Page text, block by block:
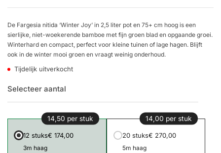
De Fargesia nitida ‘Winter Joy’ in 2,5 liter pot en 75+ cm hoog is een
sierlijke, niet-woekerende bamboe met fijn groen blad en opgaande groei.
Winterhard en compact, perfect voor kleine tuinen of lage hagen. Blijft
ook in de winter mooi groen en vraagt weinig onderhoud.
Tijdelijk uitverkocht
Selecteer aantal
14,50 per stuk
12 stuks€ 174,00
3m haag
14,00 per stuk
20 stuks€ 270,00
5m haag